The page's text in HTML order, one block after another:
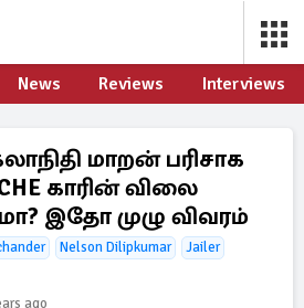
News Reviews Interviews
மாறன் பரிசாக
காரின் விலை
இதோ முழு விவரம்
Nelson Dilipkumar
Jailer
ago